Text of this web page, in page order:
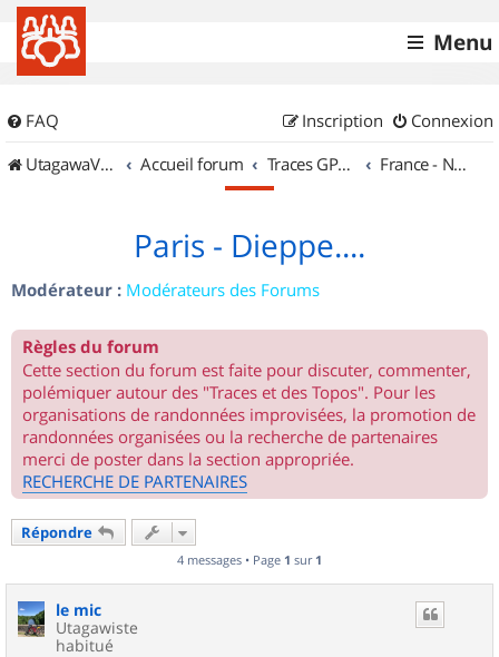
Menu
FAQ Connexion
Inscription
UtagawaVTT (Randos VTT et VTTAE avec traces GPS)
Accueil forum Traces GPS de randos VTT France - Nord Est
Paris - Dieppe....
Modérateur : Modérateurs des Forums
Règles du forum
Cette section du forum est faite pour discuter, commenter,
polémiquer autour des "Traces et des Topos". Pour les
organisations de randonnées improvisées, la promotion de
randonnées organisées ou la recherche de partenaires
merci de poster dans la section appropriée.
RECHERCHE DE PARTENAIRES
Répondre
4 messages • Page 1 sur 1
le mic
Utagawiste
habitué